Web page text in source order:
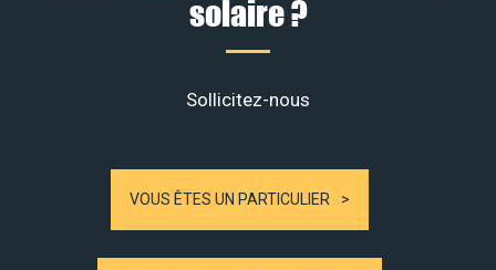
solaire ?
Sollicitez-nous
VOUS ÊTES UN PARTICULIER